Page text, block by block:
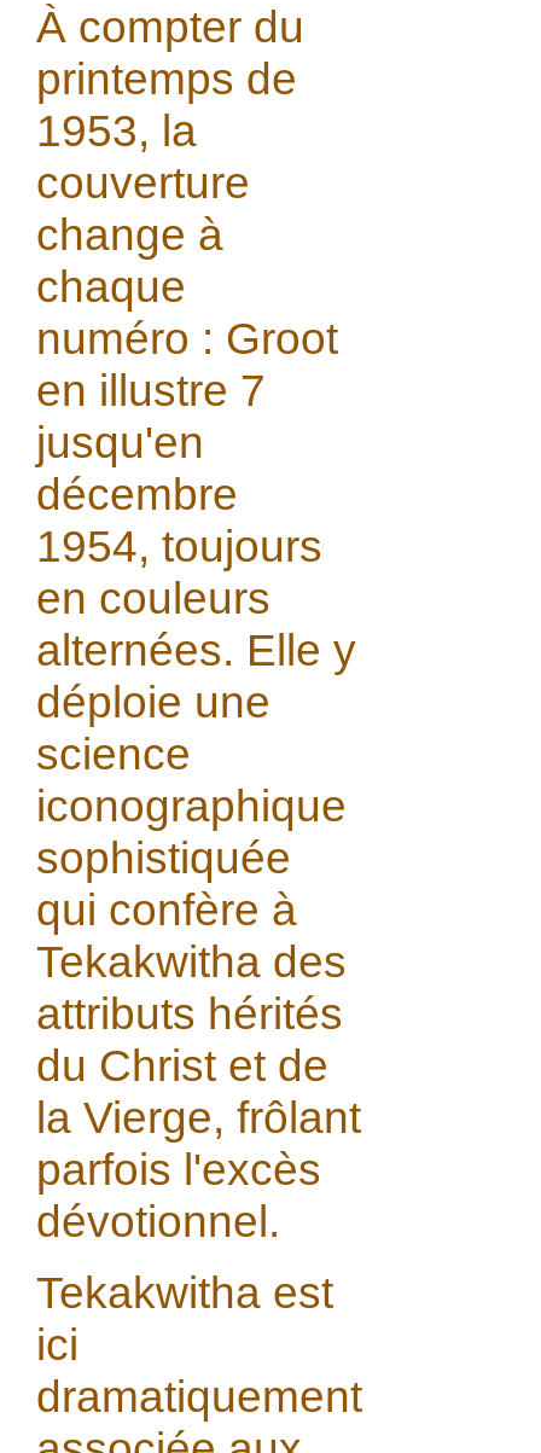
À compter du
printemps de
1953, la
couverture
change à
chaque
numéro : Groot
en illustre 7
jusqu'en
décembre
1954, toujours
en couleurs
alternées. Elle y
déploie une
science
iconographique
sophistiquée
qui confère à
Tekakwitha des
attributs hérités
du Christ et de
la Vierge, frôlant
parfois l'excès
dévotionnel.
Tekakwitha est
ici
dramatiquement